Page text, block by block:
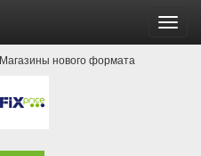
Магазины нового формата